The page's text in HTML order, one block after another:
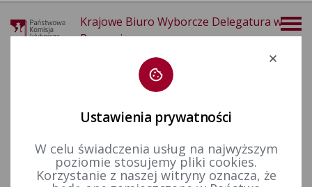
Krajowe Biuro Wyborcze Delegatura w
Poznaniu
Ustawienia prywatności
W celu świadczenia usług na najwyższym
poziomie stosujemy pliki cookies.
Korzystanie z naszej witryny oznacza, że